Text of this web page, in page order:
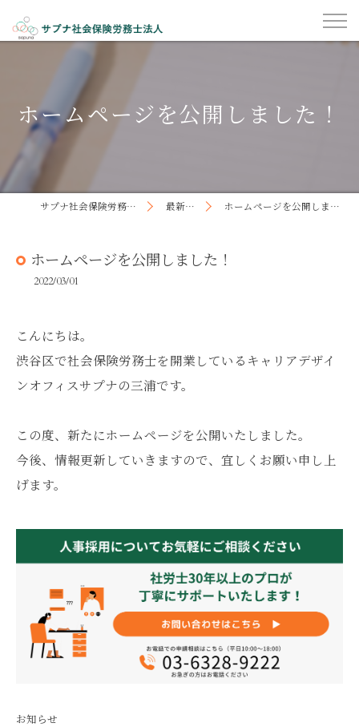
ホームページを公開しました！
サプナ社会保険労務士法人 最新記事 ホームページを公開しました！
ホームページを公開しました！
2022/03/01
こんにちは。
渋谷区で社会保険労務士を開業しているキャリアデザイ
ンオフィスサプナの三浦です。
この度、新たにホームページを公開いたしました。
今後、情報更新していきますので、宜しくお願い申し上
げます。
お知らせ